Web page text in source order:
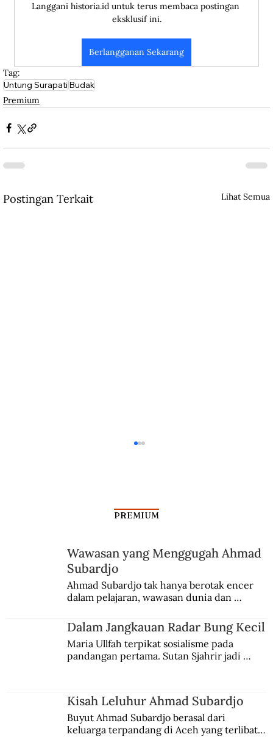
Langgani historia.id untuk terus membaca postingan
eksklusif ini.
Berlangganan Sekarang
Tag:
Untung SurapatiBudak
Premium
Postingan Terkait Lihat Semua
Dalam Jangkauan Radar Bung Kecil
PREMIUM
Wawasan yang Menggugah Ahmad
Subardjo
Ahmad Subardjo tak hanya berotak encer
dalam pelajaran, wawasan dunia dan
Jules Verne, Multatuli, hingga Sun Yat-sen.
Dalam Jangkauan Radar Bung Kecil
Maria Ullfah terpikat sosialisme pada
pandangan pertama. Sutan Sjahrir jadi
Kisah Leluhur Ahmad Subardjo
Buyut Ahmad Subardjo berasal dari
keluarga terpandang di Aceh yang terlibat